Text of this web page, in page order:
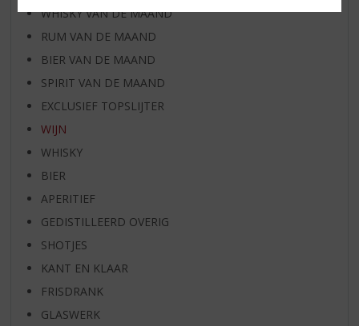
WHISKY VAN DE MAAND
RUM VAN DE MAAND
BIER VAN DE MAAND
SPIRIT VAN DE MAAND
EXCLUSIEF TOPSLIJTER
WIJN
WHISKY
BIER
APERITIEF
GEDISTILLEERD OVERIG
SHOTJES
KANT EN KLAAR
FRISDRANK
GLASWERK